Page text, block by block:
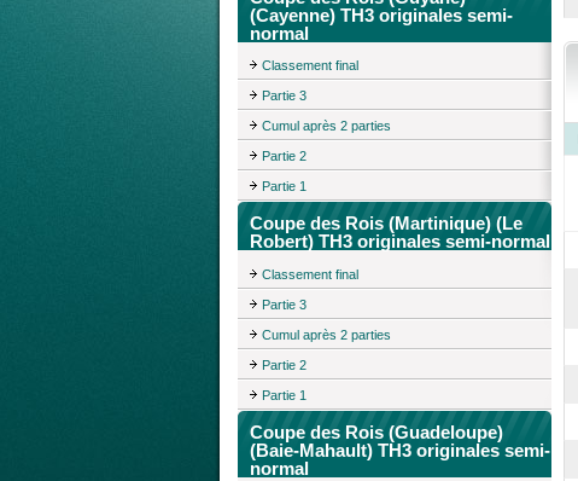
(Cayenne) TH3 originales semi-
normal
Classement final
Partie 3
Cumul après 2 parties
Partie 2
Partie 1
Coupe des Rois (Martinique) (Le
Robert) TH3 originales semi-normal
Classement final
Partie 3
Cumul après 2 parties
Partie 2
Partie 1
Coupe des Rois (Guadeloupe)
(Baie-Mahault) TH3 originales semi-
normal